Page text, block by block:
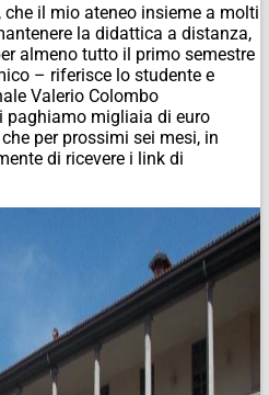
il mio ateneo insieme a molti
la didattica a distanza,
almeno tutto il primo semestre
– riferisce lo studente e
Valerio Colombo
paghiamo migliaia di euro
per prossimi sei mesi, in
di ricevere i link di